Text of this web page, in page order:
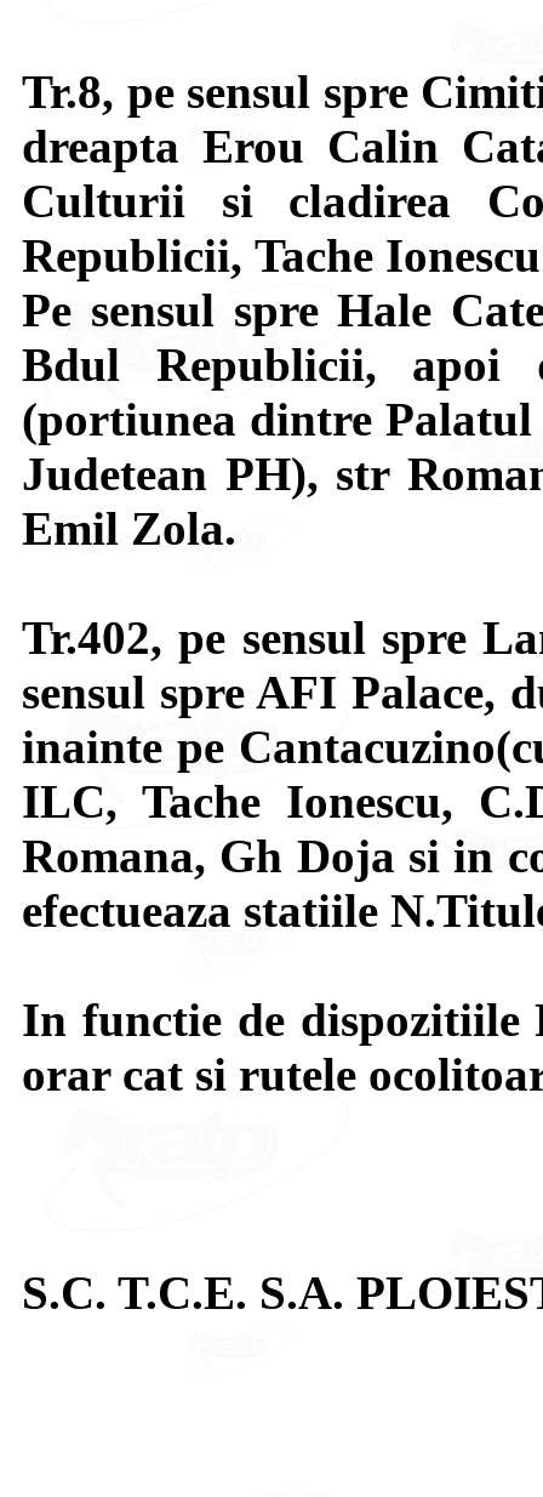
Tr.8, pe sensul spre
dreapta Erou Calin
Culturii si cladirea
Republicii, Tache
Pe sensul spre Hale
Bdul Republicii, apoi
(portiunea dintre
Judetean PH), str
Emil Zola.
Tr.402, pe sensul spre
sensul spre AFI Palace,
inainte pe
ILC, Tache Ionescu,
Romana, Gh Doja si in
efectueaza statiile
In functie de
orar cat si rutele
S.C. T.C.E. S.A.